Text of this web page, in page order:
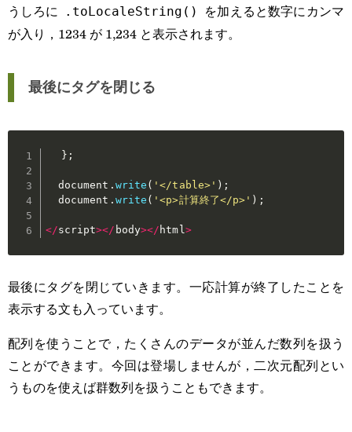
うしろに
.toLocaleString()
を加えると数字にカンマ
が入り，1234 が 1,234 と表示されます。
最後にタグを閉じる
} ;
  document
. write ( '</table>' ) ;
  document
. write ( '<p>計算終了</p>' ) ;
</script></ body></ html>
最後にタグを閉じていきます。一応計算が終了したことを
表示する文も入っています。
配列を使うことで，たくさんのデータが並んだ数列を扱う
ことができます。今回は登場しませんが，二次元配列とい
うものを使えば群数列を扱うこともできます。